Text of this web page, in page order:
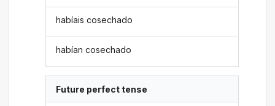
habíais cosechado
habían cosechado
Future perfect tense